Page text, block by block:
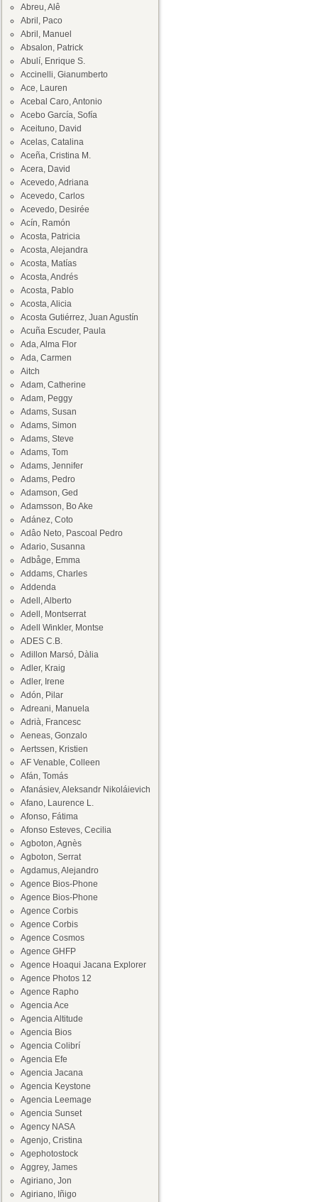
Abreu, Alê
Abril, Paco
Abril, Manuel
Absalon, Patrick
Abulí, Enrique S.
Accinelli, Gianumberto
Ace, Lauren
Acebal Caro, Antonio
Acebo García, Sofía
Aceituno, David
Acelas, Catalina
Aceña, Cristina M.
Acera, David
Acevedo, Adriana
Acevedo, Carlos
Acevedo, Desirée
Acín, Ramón
Acosta, Patricia
Acosta, Alejandra
Acosta, Matías
Acosta, Andrés
Acosta, Pablo
Acosta, Alicia
Acosta Gutiérrez, Juan Agustín
Acuña Escuder, Paula
Ada, Alma Flor
Ada, Carmen
Aitch
Adam, Catherine
Adam, Peggy
Adams, Susan
Adams, Simon
Adams, Steve
Adams, Tom
Adams, Jennifer
Adams, Pedro
Adamson, Ged
Adamsson, Bo Ake
Adánez, Coto
Adâo Neto, Pascoal Pedro
Adario, Susanna
Adbåge, Emma
Addams, Charles
Addenda
Adell, Alberto
Adell, Montserrat
Adell Winkler, Montse
ADES C.B.
Adillon Marsó, Dàlia
Adler, Kraig
Adler, Irene
Adón, Pilar
Adreani, Manuela
Adrià, Francesc
Aeneas, Gonzalo
Aertssen, Kristien
AF Venable, Colleen
Afán, Tomás
Afanásiev, Aleksandr Nikoláievich
Afano, Laurence L.
Afonso, Fátima
Afonso Esteves, Cecilia
Agboton, Agnès
Agboton, Serrat
Agdamus, Alejandro
Agence Bios-Phone
Agence Bios-Phone
Agence Corbis
Agence Corbis
Agence Cosmos
Agence GHFP
Agence Hoaqui Jacana Explorer
Agence Photos 12
Agence Rapho
Agencia Ace
Agencia Altitude
Agencia Bios
Agencia Colibrí
Agencia Efe
Agencia Jacana
Agencia Keystone
Agencia Leemage
Agencia Sunset
Agency NASA
Agenjo, Cristina
Agephotostock
Aggrey, James
Agiriano, Jon
Agiriano, Iñigo